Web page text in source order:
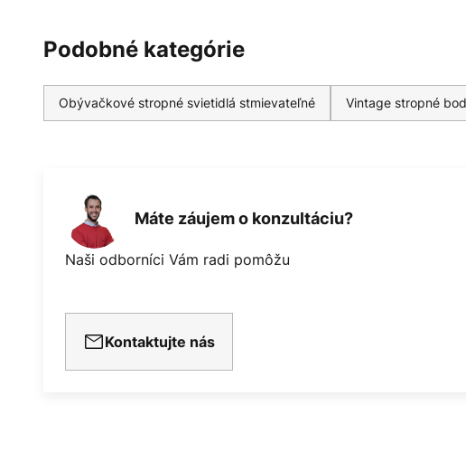
Podobné kategórie
Obývačkové stropné svietidlá stmievateľné Vintage stropné
Máte záujem o konzultáciu?
Naši odborníci Vám radi pomôžu
Kontaktujte nás